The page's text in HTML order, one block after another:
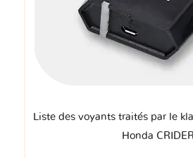
Liste des voyants traités par le
Honda CRIDER